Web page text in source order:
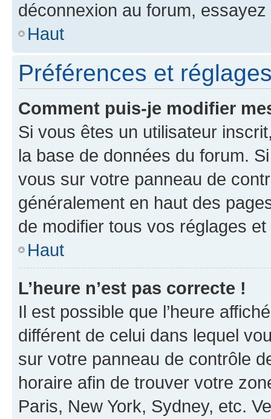
déconnexion au forum,
Haut
Préférences et
Comment puis-je modifier
Si vous êtes un utilisateur
la base de données du forum.
vous sur votre panneau de
généralement en haut des
de modifier tous vos réglages
Haut
L’heure n’est pas correcte !
Il est possible que l’heure
différent de celui dans lequel
sur votre panneau de contrôle
horaire afin de trouver votre
Paris, New York, Sydney, etc.